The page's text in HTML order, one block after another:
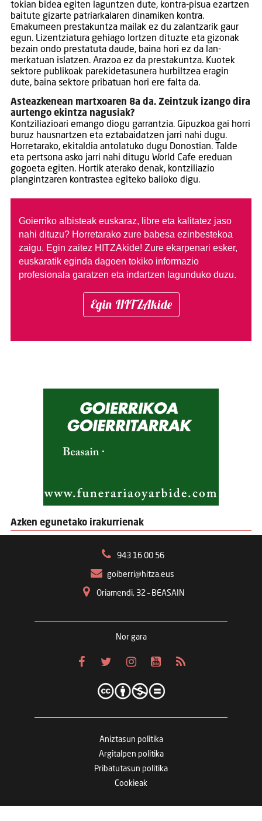
tokian bidea egiten laguntzen dute, kontra-pisua ezartzen
baitute gizarte patriarkalaren dinamiken kontra.
Emakumeen prestakuntza mailak ez du zalantzarik gaur
egun. Lizentziatura gehiago lortzen dituzte eta gizonak
bezain ondo prestatuta daude, baina hori ez da lan-
merkatuan islatzen. Arazoa ez da prestakuntza. Kuotek
sektore publikoak parekidetasunera hurbiltzea eragin
dute, baina sektore pribatuan hori ere falta da.
Asteazkenean martxoaren 8a da. Zeintzuk izango dira
aurtengo ekintza nagusiak?
Kontziliazioari emango diogu garrantzia. Gipuzkoa gai horri
buruz hausnartzen eta eztabaidatzen jarri nahi dugu.
Horretarako, ekitaldia antolatuko dugu Donostian. Talde
eta pertsona asko jarri nahi ditugu World Cafe ereduan
gogoeta egiten. Hortik aterako denak, kontziliazio
plangintzaren kontrastea egiteko balioko digu.
Goierriko albisteak euskaraz, libre eta kalitatez jaso
nahi dituzu? Horretarako zure babesa ezinbestekoa
zaigu. Egin zaitez HITZAkide! Zure ekarpenari esker,
euskaratik eginda dagoen tokiko informazio
profesionala garatzen eta indartzen lagunduko duzu.
Egin HITZAkide
Azken egunetako irakurrienak
943 16 00 56
goiberri@hitza.eus
Oriamendi, 32 – BEASAIN
Nor gara
Aniztasun politika
Argitalpen politika
Pribatutasun politika
Cookieak